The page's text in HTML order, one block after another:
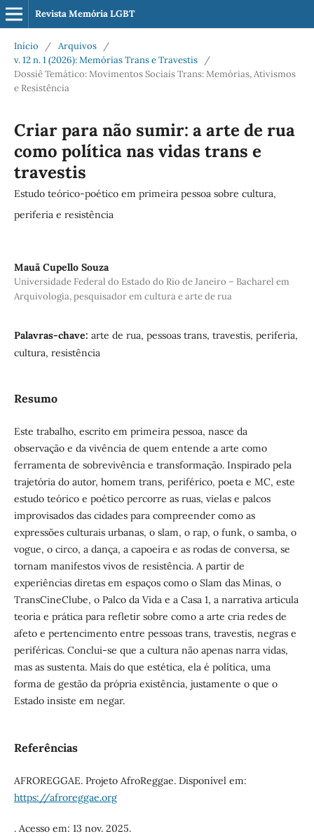
Revista Memória LGBT
Início / Arquivos
/
v. 12 n. 1 (2026): Memórias Trans e Travestis
/
Dossiê Temático: Movimentos Sociais Trans: Memórias, Ativismos
e Resistência
Criar para não sumir: a arte de rua
como política nas vidas trans e
travestis
Estudo teórico-poético em primeira pessoa sobre cultura,
periferia e resistência
Mauã Cupello Souza
Universidade Federal do Estado do Rio de Janeiro – Bacharel em
Arquivologia, pesquisador em cultura e arte de rua
Palavras-chave: arte de rua, pessoas trans, travestis, periferia,
cultura, resistência
Resumo
Este trabalho, escrito em primeira pessoa, nasce da
observação e da vivência de quem entende a arte como
ferramenta de sobrevivência e transformação. Inspirado pela
trajetória do autor, homem trans, periférico, poeta e MC, este
estudo teórico e poético percorre as ruas, vielas e palcos
improvisados das cidades para compreender como as
expressões culturais urbanas, o slam, o rap, o funk, o samba, o
vogue, o circo, a dança, a capoeira e as rodas de conversa, se
tornam manifestos vivos de resistência. A partir de
experiências diretas em espaços como o Slam das Minas, o
TransCineClube, o Palco da Vida e a Casa 1, a narrativa articula
teoria e prática para refletir sobre como a arte cria redes de
afeto e pertencimento entre pessoas trans, travestis, negras e
periféricas. Conclui-se que a cultura não apenas narra vidas,
mas as sustenta. Mais do que estética, ela é política, uma
forma de gestão da própria existência, justamente o que o
Estado insiste em negar.
Referências
AFROREGGAE. Projeto AfroReggae. Disponível em:
https://afroreggae.org
. Acesso em: 13 nov. 2025.